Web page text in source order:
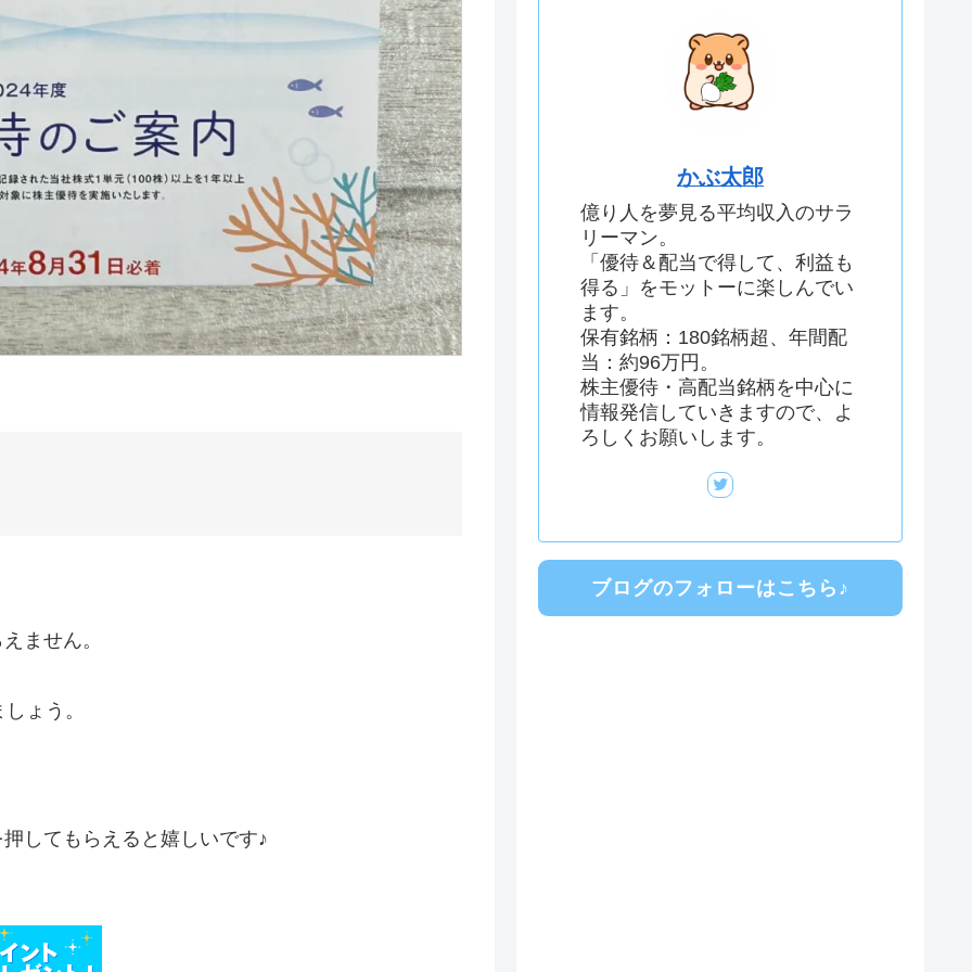
ません。
ょう。
してもらえると嬉しいです♪
かぶ太郎
億り人を夢見る平均収入のサラ
リーマン。
「優待＆配当で得して、利益も
得る」をモットーに楽しんでい
ます。
保有銘柄：180銘柄超、年間配
当：約96万円。
株主優待・高配当銘柄を中心に
情報発信していきますので、よ
ろしくお願いします。
ブログのフォローはこちら♪